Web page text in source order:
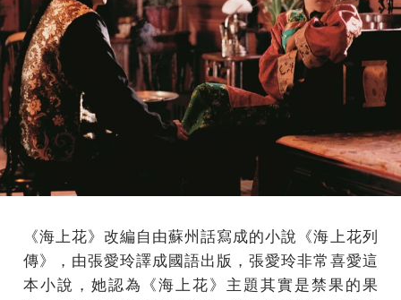
《海上花》改編自由蘇州話寫成的小說《海上花列
傳》，由張愛玲譯成國語出版，張愛玲非常喜愛這
本小說，她認為《海上花》主題其實是禁果的果